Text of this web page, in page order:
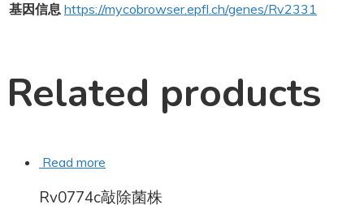
基因信息 https://mycobrowser.epfl.ch/genes/Rv2331
Related products
Read more
Rv0774c敲除菌株